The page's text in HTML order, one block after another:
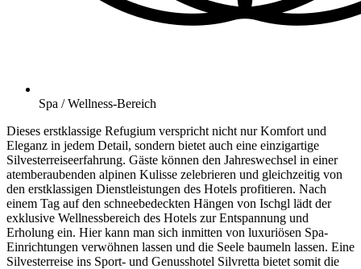
Spa / Wellness-Bereich
Dieses erstklassige Refugium verspricht nicht nur Komfort und
Eleganz in jedem Detail, sondern bietet auch eine einzigartige
Silvesterreiseerfahrung. Gäste können den Jahreswechsel in einer
atemberaubenden alpinen Kulisse zelebrieren und gleichzeitig von
den erstklassigen Dienstleistungen des Hotels profitieren. Nach
einem Tag auf den schneebedeckten Hängen von Ischgl lädt der
exklusive Wellnessbereich des Hotels zur Entspannung und
Erholung ein. Hier kann man sich inmitten von luxuriösen Spa-
Einrichtungen verwöhnen lassen und die Seele baumeln lassen. Eine
Silvesterreise ins Sport- und Genusshotel Silvretta bietet somit die